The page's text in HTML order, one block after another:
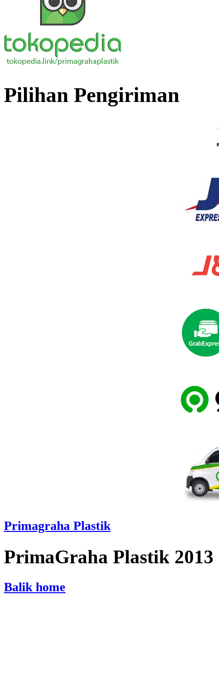
Pilihan Pengiriman
Primagraha Plastik
PrimaGraha Plastik 2013
Balik home